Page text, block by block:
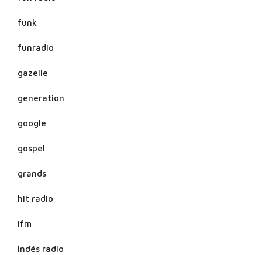
funk
funradio
gazelle
generation
google
gospel
grands
hit radio
ifm
indés radio